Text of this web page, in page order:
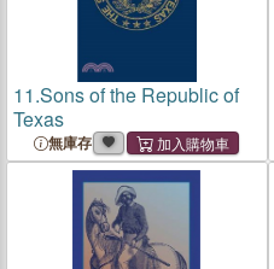
11.Sons of the Republic of
Texas
無庫存